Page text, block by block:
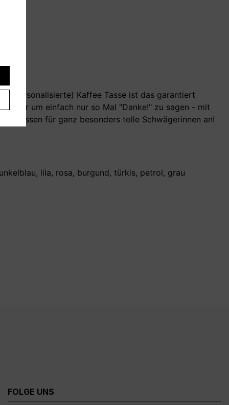
personalisierte) Kaffee Tasse ist das garantiert
oder um einfach nur so Mal "Danke!" zu sagen - mit
Tassen für ganz besonders tolle Schwägerinnen an!
lila, rosa, burgund, türkis, petrol, grau
FOLGE UNS